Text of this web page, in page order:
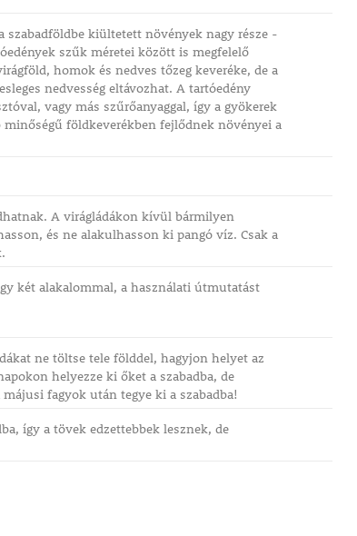
kiültetett növények nagy része -
szűk méretei között is megfelelő
homok és nedves tőzeg keveréke, de a
nedvesség eltávozhat. A tartóedény
vagy más szűrőanyaggal, így a gyökerek
földkeverékben fejlődnek növényei a
A virágládákon kívül bármilyen
és ne alakulhasson ki pangó víz. Csak a
két alakalommal, a használati útmutatást
ne töltse tele földdel, hagyjon helyet az
helyezze ki őket a szabadba, de
fagyok után tegye ki a szabadba!
így a tövek edzettebbek lesznek, de